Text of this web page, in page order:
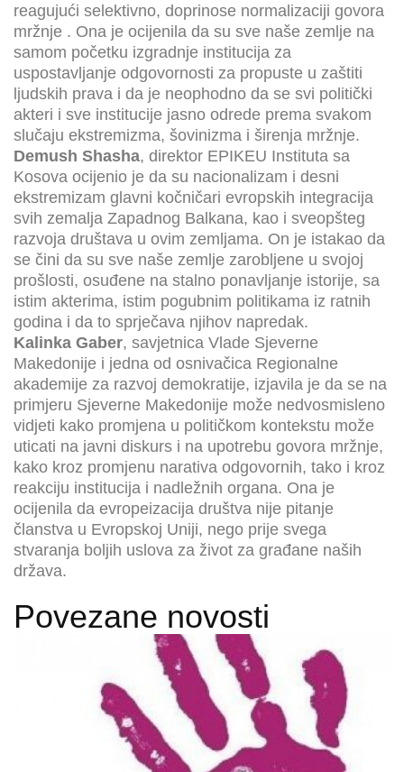
reagujući selektivno, doprinose normalizaciji govora
mržnje . Ona je ocijenila da su sve naše zemlje na
samom početku izgradnje institucija za
uspostavljanje odgovornosti za propuste u zaštiti
ljudskih prava i da je neophodno da se svi politički
akteri i sve institucije jasno odrede prema svakom
slučaju ekstremizma, šovinizma i širenja mržnje.
Demush Shasha, direktor EPIKEU Instituta sa
Kosova ocijenio je da su nacionalizam i desni
ekstremizam glavni kočničari evropskih integracija
svih zemalja Zapadnog Balkana, kao i sveopšteg
razvoja društava u ovim zemljama. On je istakao da
se čini da su sve naše zemlje zarobljene u svojoj
prošlosti, osuđene na stalno ponavljanje istorije, sa
istim akterima, istim pogubnim politikama iz ratnih
godina i da to sprječava njihov napredak.
Kalinka Gaber, savjetnica Vlade Sjeverne
Makedonije i jedna od osnivačica Regionalne
akademije za razvoj demokratije, izjavila je da se na
primjeru Sjeverne Makedonije može nedvosmisleno
vidjeti kako promjena u političkom kontekstu može
uticati na javni diskurs i na upotrebu govora mržnje,
kako kroz promjenu narativa odgovornih, tako i kroz
reakciju institucija i nadležnih organa. Ona je
ocijenila da evropeizacija društva nije pitanje
članstva u Evropskoj Uniji, nego prije svega
stvaranja boljih uslova za život za građane naših
država.
Povezane novosti